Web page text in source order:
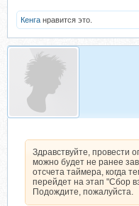
Кенга нравится это.
Здравствуйте, провести
можно будет не ранее
отсчета таймера, когда
перейдет на этап "Сбор
Подождите, пожалуйста.